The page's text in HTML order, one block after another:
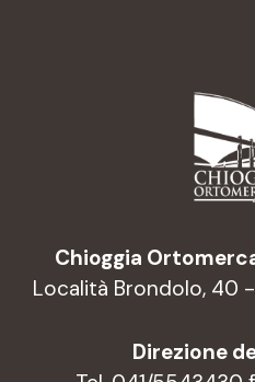
Chioggia
Località Brondolo, 40
Direzione